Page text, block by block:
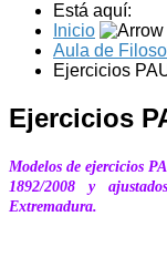
Está aquí:
Inicio
Aula de
Ejercicios
Ejercicios
Modelos de ejercicios
1892/2008 y
Extremadura.